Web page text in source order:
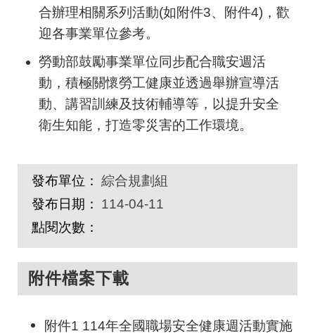
合辦理相關系列活動(如附件3、附件4)，歡
迎各事業單位參考。
勞動部鼓勵事業單位同步配合職安週活
動，積極關懷勞工健康並透過舉辦宣導活
動、講習訓練及技術輔導等，以提升安全
衛生知能，打造零災害的工作環境。
發布單位： 綜合規劃組
發布日期：
114-04-11
點閱次數：
附件檔案下載
附件1 114年全國職場安全健康週活動實施